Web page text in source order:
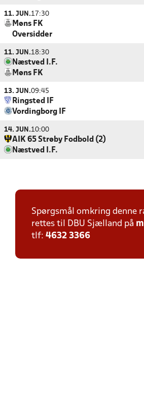
11. JUN.17:30
Møns FK
Oversidder
11. JUN.18:30
Næstved I.F.
Møns FK
13. JUN.09:45
Ringsted IF
Vordingborg IF
14. JUN.10:00
AIK 65 Strøby Fodbold (2)
Næstved I.F.
Spørgsmål omkring denne
rettes til DBU Sjælland på
tlf: 4632 3366